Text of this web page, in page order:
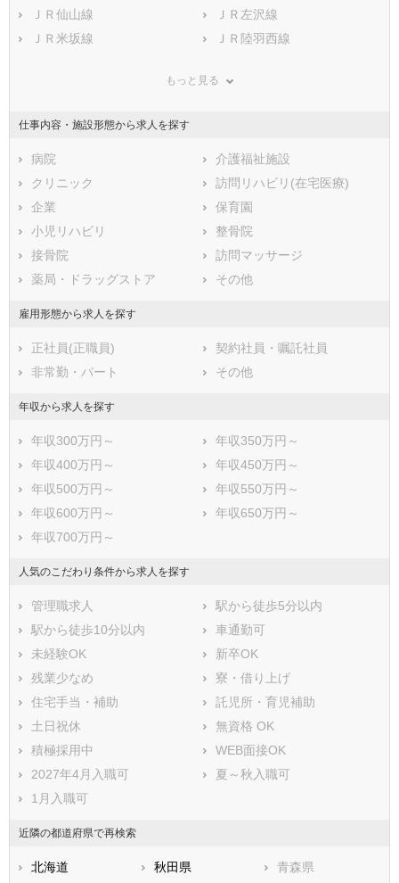
鹿児島県
西村山郡西川町
西村山郡朝日町
西村山郡大江町
北村山郡大石田町
最上郡真室川町
最上郡戸沢村
東置賜郡川西町
西置賜郡小国町
西置賜郡白鷹町
西置賜郡飯豊町
東田川郡三川町
東田川郡庄内町
飽海郡遊佐町
ＪＲ仙山線
ＪＲ左沢線
ＪＲ米坂線
ＪＲ陸羽西線
もっと見る
仕事内容・施設形態から求人を探す
病院
介護福祉施設
クリニック
訪問リハビリ(在宅医療)
企業
保育園
小児リハビリ
整骨院
接骨院
訪問マッサージ
薬局・ドラッグストア
その他
雇用形態から求人を探す
正社員(正職員)
契約社員・嘱託社員
非常勤・パート
その他
年収から求人を探す
年収300万円～
年収350万円～
年収400万円～
年収450万円～
年収500万円～
年収550万円～
年収600万円～
年収650万円～
年収700万円～
人気のこだわり条件から求人を探す
管理職求人
駅から徒歩5分以内
駅から徒歩10分以内
車通勤可
未経験OK
新卒OK
残業少なめ
寮・借り上げ
住宅手当・補助
託児所・育児補助
土日祝休
無資格 OK
積極採用中
WEB面接OK
2027年4月入職可
夏～秋入職可
1月入職可
近隣の都道府県で再検索
北海道 秋田県
青森県